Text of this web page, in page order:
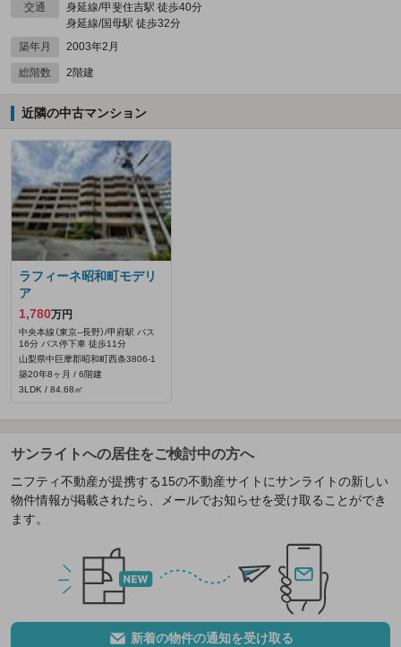
交通
身延線/甲斐住吉駅 徒歩40分
身延線/国母駅 徒歩32分
築年月
2003年2月
総階数 2階建
近隣の中古マンション
ラフィーネ昭和町モデリ
ア
1,780万円
中央本線（東京--長野）/甲府駅 バス
16分 バス停下車 徒歩11分
山梨県中巨摩郡昭和町西条3806‐1
築20年8ヶ月 / 6階建
3LDK / 84.68㎡
サンライトへの居住をご検討中の方へ
ニフティ不動産が提携する15の不動産サイトにサンライトの新しい
物件情報が掲載されたら、メールでお知らせを受け取ることができ
ます。
新着の物件の通知を受け取る